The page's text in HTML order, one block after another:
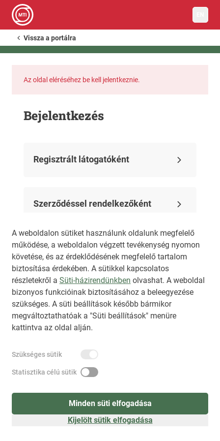
A weboldalon sütiket használunk oldalunk megfelelő
működése, a weboldalon végzett tevékenység nyomon
követése, és az érdeklődésének megfelelő tartalom
biztosítása érdekében. A sütikkel kapcsolatos
részletekről a Süti-házirendünkben olvashat. A weboldal
bizonyos funkcióinak biztosításához a beleegyezése
szükséges. A süti beállítások később bármikor
megváltoztathatóak a "Süti beállítások" menüre
kattintva az oldal alján.
Szükséges sütik
Statisztika célú sütik
Minden süti elfogadása
Kijelölt sütik elfogadása
Vissza a portálra
Az oldal eléréséhez be kell jelentkeznie.
Bejelentkezés
Regisztrált látogatóként
Szerződéssel rendelkezőként
Regisztráció(látogatóként)